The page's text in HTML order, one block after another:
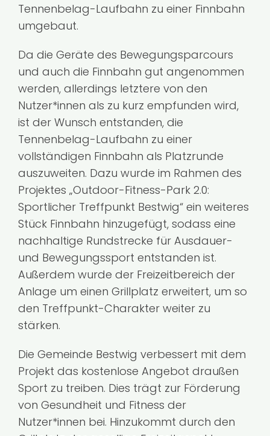
Tennenbelag-Laufbahn zu einer Finnbahn
umgebaut.
Da die Geräte des Bewegungsparcours
und auch die Finnbahn gut angenommen
werden, allerdings letztere von den
Nutzer*innen als zu kurz empfunden wird,
ist der Wunsch entstanden, die
Tennenbelag-Laufbahn zu einer
vollständigen Finnbahn als Platzrunde
auszuweiten. Dazu wurde im Rahmen des
Projektes „Outdoor-Fitness-Park 2.0:
Sportlicher Treffpunkt Bestwig“ ein weiteres
Stück Finnbahn hinzugefügt, sodass eine
nachhaltige Rundstrecke für Ausdauer-
und Bewegungssport entstanden ist.
Außerdem wurde der Freizeitbereich der
Anlage um einen Grillplatz erweitert, um so
den Treffpunkt-Charakter weiter zu
stärken.
Die Gemeinde Bestwig verbessert mit dem
Projekt das kostenlose Angebot draußen
Sport zu treiben. Dies trägt zur Förderung
von Gesundheit und Fitness der
Nutzer*innen bei. Hinzukommt durch den